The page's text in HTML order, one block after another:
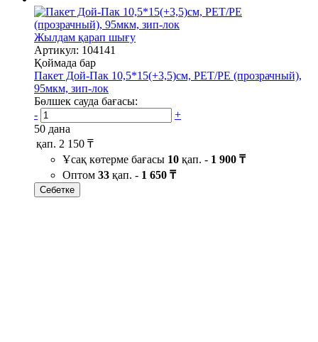
Жылдам қарап шығу
Артикул: 104141
Қоймада бар
Пакет Дой-Пак 10,5*15(+3,5)см, PET/PE (прозрачный),
95мкм, зип-лок
Бөлшек сауда бағасы:
-
+
50 дана
қап. 2 150 ₸
Ұсақ көтерме бағасы 10 қап. - 1 900 ₸
Оптом 33 қап. - 1 650 ₸
Себетке